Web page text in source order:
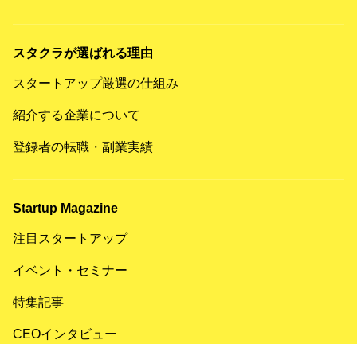
スタクラが選ばれる理由
スタートアップ厳選の仕組み
紹介する企業について
登録者の転職・副業実績
Startup Magazine
注目スタートアップ
イベント・セミナー
特集記事
CEOインタビュー